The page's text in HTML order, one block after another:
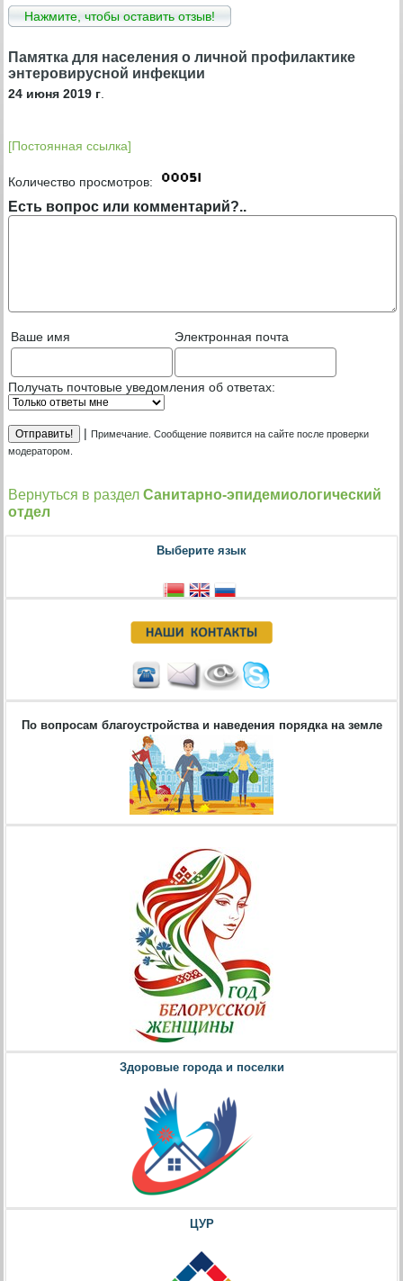
Нажмите, чтобы оставить отзыв!
Памятка для населения о личной профилактике
энтеровирусной инфекции
24 июня 2019 г.
[Постоянная ссылка]
Количество просмотров:
Есть вопрос или комментарий?..
Ваше имя Электронная почта
Получать почтовые уведомления об ответах:
|Примечание. Сообщение появится на сайте после проверки
модератором.
Вернуться в разделСанитарно-эпидемиологический
отдел
Выберите язык
По вопросам благоустройства и наведения порядка на земле
Здоровые города и поселки
ЦУР